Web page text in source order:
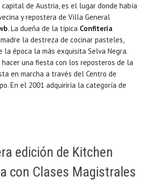
de Austria, es el lugar donde había
y repostera de Villa General
. La dueña de la típica Confitería
la destreza de cocinar pasteles,
época la más exquisita Selva Negra.
hacer una fiesta con los reposteros de la
en marcha a través del Centro de
En el 2001 adquiriría la categoría de
edición de Kitchen
con Clases Magistrales